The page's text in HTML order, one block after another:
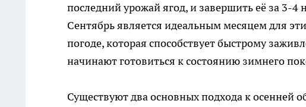
последний урожай ягод, и завершить её за 3-4
Сентябрь является идеальным месяцем для
погоде, которая способствует быстрому
начинают готовиться к состоянию зимнего
Существуют два основных подхода к осенней